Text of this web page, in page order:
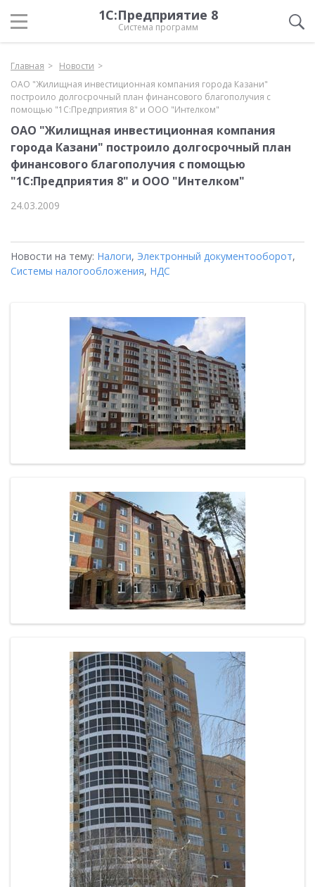
1С:Предприятие 8
Система программ
Главная
Новости
ОАО "Жилищная инвестиционная компания города Казани"
построило долгосрочный план финансового благополучия с
помощью "1С:Предприятия 8" и ООО "Интелком"
ОАО "Жилищная инвестиционная компания
города Казани" построило долгосрочный план
финансового благополучия с помощью
"1С:Предприятия 8" и ООО "Интелком"
24.03.2009
Новости на тему: Налоги, Электронный документооборот,
Системы налогообложения, НДС